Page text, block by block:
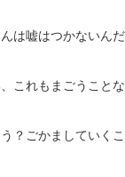
は嘘はつかないん
これもまごうこと
？ごかましていくこ